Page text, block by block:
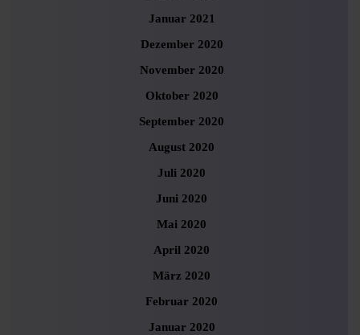
Januar 2021
Dezember 2020
November 2020
Oktober 2020
September 2020
August 2020
Juli 2020
Juni 2020
Mai 2020
April 2020
März 2020
Februar 2020
Januar 2020